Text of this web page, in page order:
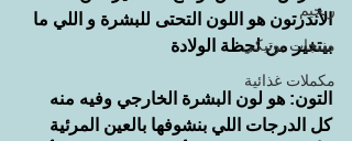
ريجيم
منتجات بوتيكي
مكملات غذائية
الأندرتون هو اللون التحتى للبشرة و اللي ما
بيتغير من لحظة الولادة
التون: هو لون البشرة الخارجي وفيه منه
كل الدرجات اللي بنشوفها بالعين المرئية